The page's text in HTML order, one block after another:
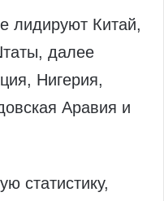
лидируют Китай,
далее
Нигерия,
Аравия и
статистику,